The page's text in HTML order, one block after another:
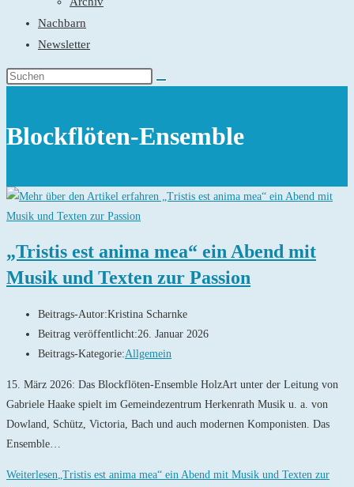
Nachbarn
Newsletter
Blockflöten-Ensemble
„Tristis est anima mea“ ein Abend mit
Musik und Texten zur Passion
Beitrags-Autor:Kristina Scharnke
Beitrag veröffentlicht:26. Januar 2026
Beitrags-Kategorie:Allgemein
15. März 2026: Das Blockflöten-Ensemble HolzArt unter der Leitung von
Gabriele Haake spielt im Gemeindezentrum Herkenrath Musik u. a. von
Dowland, Schütz, Victoria, Bach und auch modernen Komponisten. Das
Ensemble…
Weiterlesen„Tristis est anima mea“ ein Abend mit Musik und Texten zur